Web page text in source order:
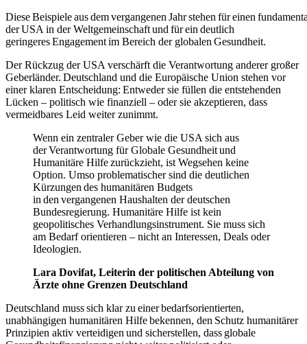
Diese Beispiele aus dem vergangenen Jahr stehen für einen
der USA in der Weltgemeinschaft und für ein deutlich
geringeres Engagement im Bereich der globalen Gesundheit.
Der Rückzug der USA verschärft die Verantwortung anderer großer
Geberländer. Deutschland und die Europäische Union stehen vor
einer klaren Entscheidung: Entweder sie füllen die entstehenden
Lücken – politisch wie finanziell – oder sie akzeptieren, dass
vermeidbares Leid weiter zunimmt.
Wenn ein zentraler Geber wie die USA sich aus
der Verantwortung für Globale Gesundheit und
Humanitäre Hilfe zurückzieht, ist Wegsehen keine
Option. Umso problematischer sind die deutlichen
Kürzungen des humanitären Budgets
in den vergangenen Haushalten der deutschen
Bundesregierung. Humanitäre Hilfe ist kein
geopolitisches Verhandlungsinstrument. Sie muss sich
am Bedarf orientieren – nicht an Interessen, Deals oder
Ideologien.
Lara Dovifat, Leiterin der politischen Abteilung von
Ärzte ohne Grenzen Deutschland
Deutschland muss sich klar zu einer bedarfsorientierten,
unabhängigen humanitären Hilfe bekennen, den Schutz humanitärer
Prinzipien aktiv verteidigen und sicherstellen, dass globale